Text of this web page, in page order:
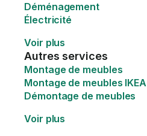
Déménagement
Électricité
Voir plus
Autres services
Montage de meubles
Montage de meubles IKEA
Démontage de meubles
Voir plus